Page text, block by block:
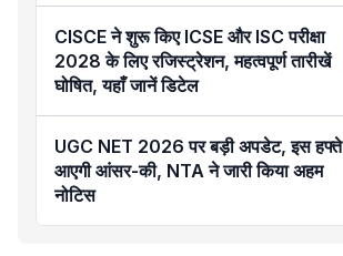
CISCE ने शुरू किए ICSE और ISC परीक्षा
2028 के लिए रजिस्ट्रेशन, महत्वपूर्ण तारीखें
घोषित, यहाँ जानें डिटेल
UGC NET 2026 पर बड़ी अपडेट, इस हफ्ते
आएगी आंसर-की, NTA ने जारी किया अहम
नोटिस